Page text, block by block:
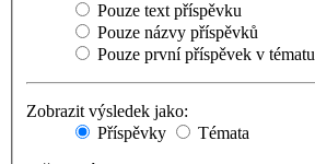
Pouze text příspěvku
Pouze názvy příspěvků
Pouze první příspěvek v tématu
Zobrazit výsledek jako:
Příspěvky
Témata